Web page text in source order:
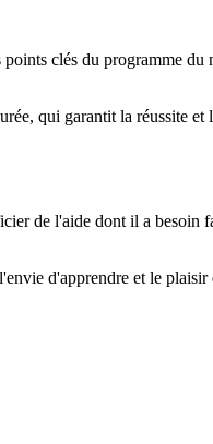
clés du programme
qui garantit la réussite
de l'aide dont il a besoin
d'apprendre et le